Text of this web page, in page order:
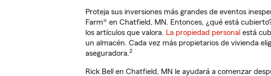
Proteja sus inversiones más grandes de eventos
Farm® en Chatfield, MN. Entonces, ¿qué está
los artículos que valora. La propiedad personal está
un almacén. Cada vez más propietarios de vivienda
aseguradora.2
Rick Bell en Chatfield, MN le ayudará a comenzar